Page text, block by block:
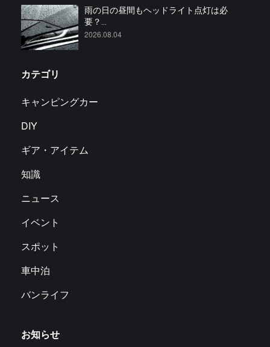
雨の日の昼間もヘッドライト点灯は必
要？...
2026.08.04
カテゴリ
キャンピングカー
DIY
ギア・アイテム
知識
ニュース
イベント
スポット
車中泊
バンライフ
お知らせ